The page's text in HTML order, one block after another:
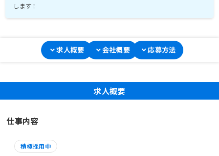
します！
求人概要 会社概要 応募方法
求人概要
仕事内容
積極採用中